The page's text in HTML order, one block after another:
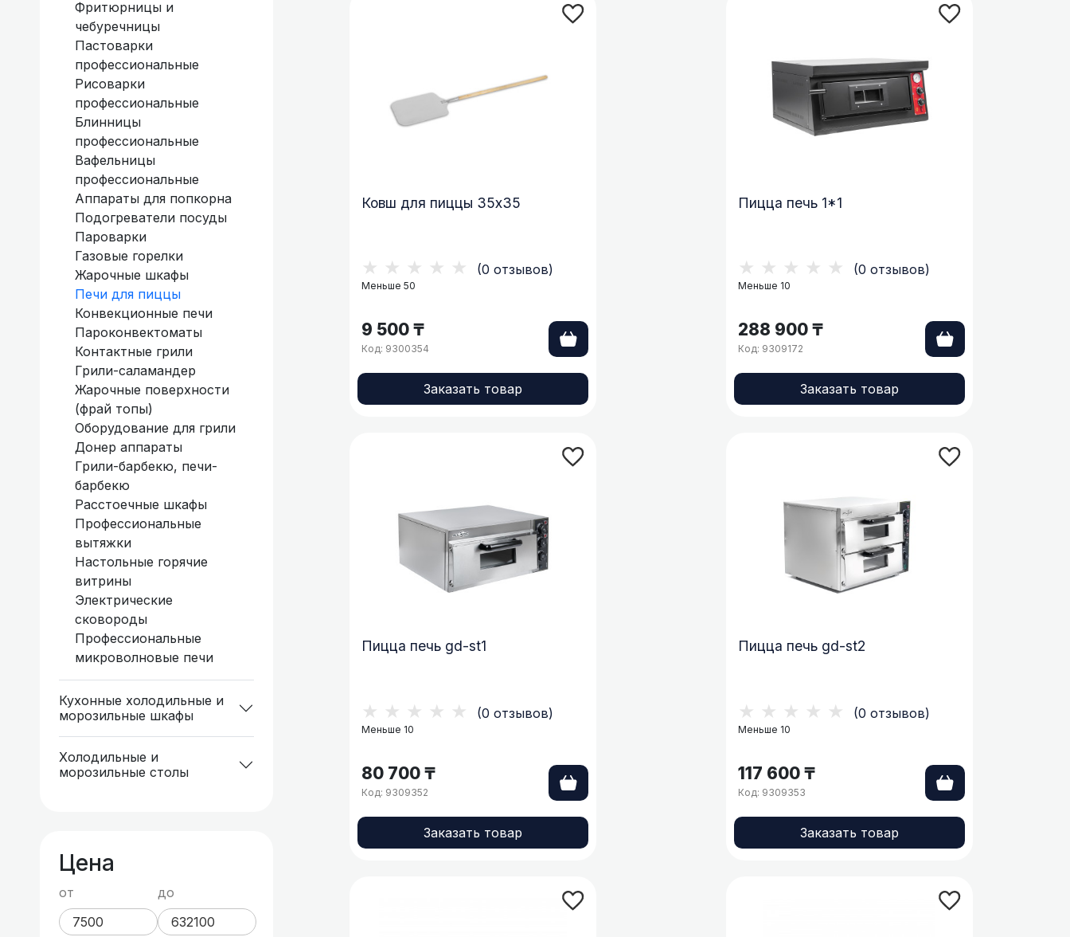
Фритюрницы и
чебуречницы
Пастоварки
профессиональные
Рисоварки
профессиональные
Блинницы
профессиональные
Вафельницы
профессиональные
Аппараты для попкорна
Подогреватели посуды
Пароварки
Газовые горелки
Жарочные шкафы
Печи для пиццы
Конвекционные печи
Пароконвектоматы
Контактные грили
Грили-саламандер
Жарочные поверхности
(фрай топы)
Оборудование для грили
Донер аппараты
Грили-барбекю, печи-
барбекю
Расстоечные шкафы
Профессиональные
вытяжки
Настольные горячие
витрины
Электрические
сковороды
Профессиональные
микроволновые печи
Кухонные холодильные и
морозильные шкафы
Холодильные и
морозильные столы
Цена
от до
Ковш для пиццы 35х35
★★★★★ (0 отзывов)
Меньше 50
9 500 ₸
Код: 9300354
Заказать товар
Пицца печь 1*1
★★★★★ (0 отзывов)
Меньше 10
288 900 ₸
Код: 9309172
Заказать товар
Пицца печь gd-st1
★★★★★ (0 отзывов)
Меньше 10
80 700 ₸
Код: 9309352
Заказать товар
Пицца печь gd-st2
★★★★★ (0 отзывов)
Меньше 10
117 600 ₸
Код: 9309353
Заказать товар